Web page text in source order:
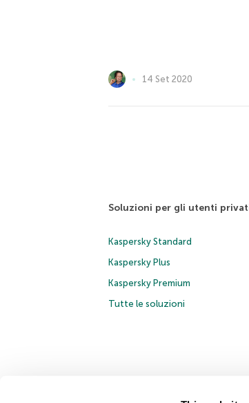
14 Set 2020
Soluzioni per gli utenti
Kaspersky Standard
Kaspersky Plus
Kaspersky Premium
Tutte le soluzioni